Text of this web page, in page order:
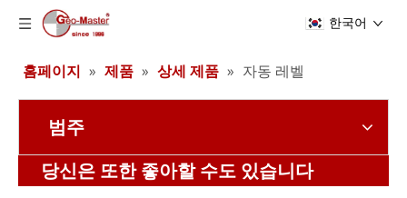
한국어
홈페이지 » 제품 » 상세 제품 » 자동 레벨
범주
당신은 또한 좋아할 수도 있습니다